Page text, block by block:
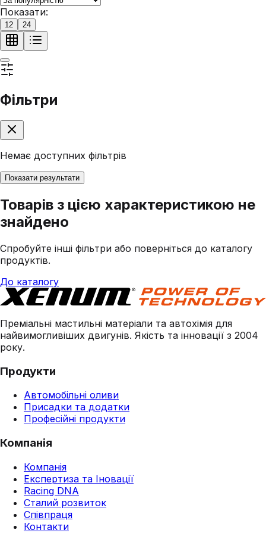
Показати:
12 24
Фільтри
Немає доступних фільтрів
Показати результати
Товарів з цією характеристикою не
знайдено
Спробуйте інші фільтри або поверніться до каталогу
продуктів.
До каталогу
Преміальні мастильні матеріали та автохімія для
найвимогливіших двигунів. Якість та інновації з 2004
року.
Продукти
Автомобільні оливи
Присадки та додатки
Професійні продукти
Компанія
Компанія
Експертиза та Іновації
Racing DNA
Сталий розвиток
Співпраця
Контакти